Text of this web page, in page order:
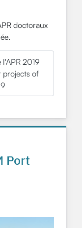
doctoraux
2019
projects of
Port